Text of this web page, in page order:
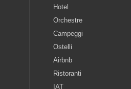
Hotel
Orchestre
Campeggi
Ostelli
Airbnb
Ristoranti
IAT